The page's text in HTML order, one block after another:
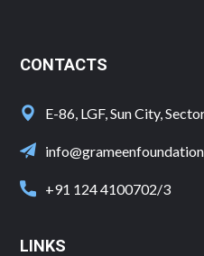
CONTACTS
E-86, LGF, Sun City,
+91 124 4100702/3
LINKS